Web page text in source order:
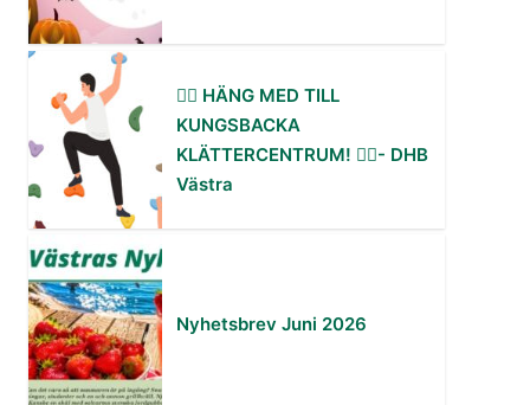
🧗‍♀️ HÄNG MED TILL
KUNGSBACKA
KLÄTTERCENTRUM! 🧗‍♂️- DHB
Västra
Nyhetsbrev Juni 2026